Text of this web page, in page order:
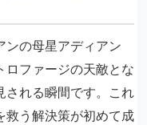
ンの母星アディアン
ロファージの天敵とな
される瞬間です。これ
救う解決策が初めて成